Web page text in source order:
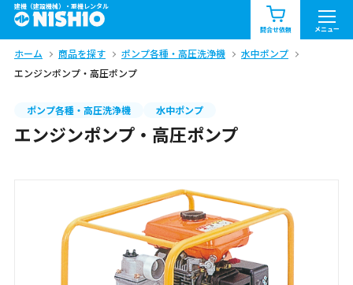
建機（建設機械）・重機レンタル
問合せ依頼 メニュー
商品一覧 お知らせ一覧
問合せ依頼リスト お問合せ
北海道 東北
九州・沖縄（外部）
ホーム 商品を探す ポンプ各種・高圧洗浄機
水中ポンプ
エンジンポンプ・高圧ポンプ
ポンプ各種・高圧洗浄機 水中ポンプ
エンジンポンプ・高圧ポンプ